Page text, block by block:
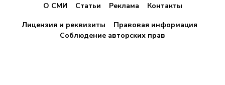
О СМИ Статьи Реклама
Контакты
Лицензия и реквизиты
Правовая информация
Соблюдение авторских прав